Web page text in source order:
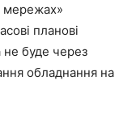
мережах»
планові
не буде через
обладнання на